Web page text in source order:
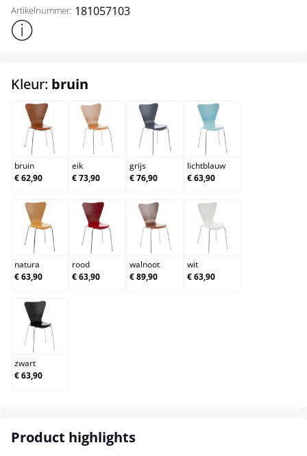
Artikelnummer: 181057103
Toon meer productinformatie
Kleur: bruin
bruin
bruin
€ 62,90
eik
eik
€ 73,90
grijs
grijs
€ 76,90
lichtblauw
lichtblauw
€ 63,90
natura
natura
€ 63,90
rood
rood
€ 63,90
walnoot
walnoot
€ 89,90
wit
wit
€ 63,90
zwart
zwart
€ 63,90
Product highlights